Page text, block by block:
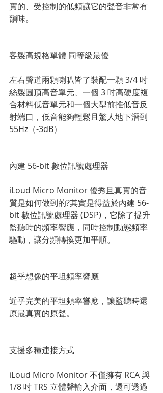
實的、受控制的低頻讓它的聲音非常有
韻味。
客製高規格單體 同等級最優
左右聲道兩顆喇叭皆了裝配一顆 3/4 吋
絲製圓頂高音單元、一個 3 吋高硬度複
合材料低音單元和一個大型前推低音反
射端口，低音能夠輕鬆且驚人地下潛到
55Hz（-3dB）
內建 56-bit 數位訊號處理器
iLoud Micro Monitor 優秀且真實的音
質是如何做到的?其實是得益於內建 56-
bit 數位訊號處理器 (DSP)，它除了提升
監聽時的頻率響應，同時控制動態頻率
驅動，讓分頻轉換更加平順。
超乎想像的平坦頻率響應
近乎完美的平坦頻率響應，讓監聽時還
原最真實的原聲。
支援多種連接方式
iLoud Micro Monitor 不僅擁有 RCA 與
1/8 吋 TRS 立體聲輸入介面，還可透過